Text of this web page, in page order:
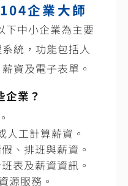
企業大師
下中小企業為主要
統，功能包括人
資及電子表單。
企業？
人工計算薪資。
、排班與薪資。
表及薪資資訊。
源服務。